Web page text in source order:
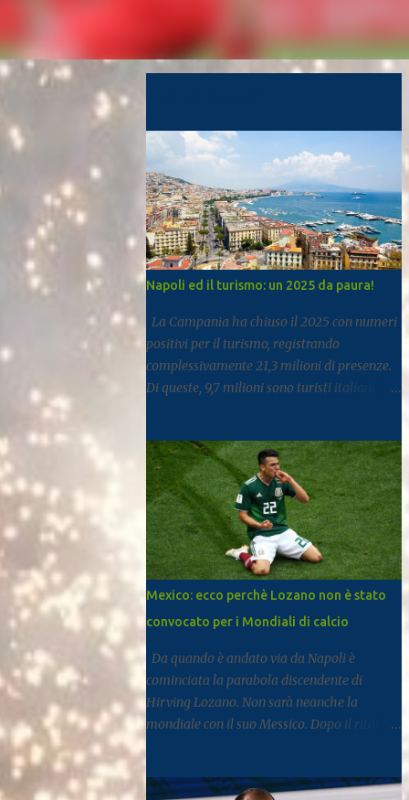
Napoli ed il turismo: un 2025 da paura!
La Campania ha chiuso il 2025 con numeri
positivi per il turismo, registrando
complessivamente 21,3 milioni di presenze.
Di queste, 9,7 milioni sono turisti italiani
3,3%, segnale di un settore che continua a
rafforzarsi e ad attirare visitatori da tutto il
mondo. I dati arrivano dal report dell’Istat
dedicato al turismo, pubblicato come di
consueto con alcuni mesi di ritardo ma utile
per fotografare l’andamento complessivo
del comparto nella regione. Napoli e
Sorrento trainano il settore: Tra le principali
destinazioni spicca Napoli, che con 3,8
milioni di presenze si posiziona al
dodicesimo posto tra le mete turistiche
italiane, risultando la città con il miglior
risultato nel Mezzogiorno. Subito dopo si
anche per alcuni dati particolari. Circa il
Mexico: ecco perchè Lozano non è stato
convocato per i Mondiali di calcio
Da quando è andato via da Napoli è
cominciata la parabola discendente di
Hirving Lozano. Non sarà neanche la
mondiale con il suo Messico. Dopo il ritorno
Diego dal gennaio 2025, Lozano ha firmato